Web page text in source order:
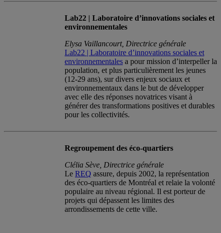
Lab22 | Laboratoire d’innovations sociales et
environnementales
Elysa Vaillancourt, Directrice générale
Lab22 | Laboratoire d’innovations sociales et
environnementales a pour mission d’interpeller la
population, et plus particulièrement les jeunes
(12-29 ans), sur divers enjeux sociaux et
environnementaux dans le but de développer
avec elle des réponses novatrices visant à
générer des transformations positives et durables
pour les collectivités.
Regroupement des éco-quartiers
Clélia Sève, Directrice générale
Le REQ assure, depuis 2002, la représentation
des éco-quartiers de Montréal et relaie la volonté
populaire au niveau régional. Il est porteur de
projets qui dépassent les limites des
arrondissements de cette ville.